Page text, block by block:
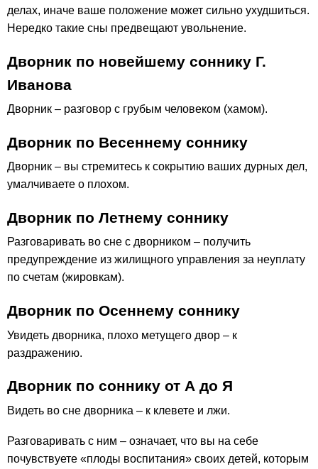
делах, иначе ваше положение может сильно ухудшиться.
Нередко такие сны предвещают увольнение.
Дворник по новейшему соннику Г.
Иванова
Дворник – разговор с грубым человеком (хамом).
Дворник по Весеннему соннику
Дворник – вы стремитесь к сокрытию ваших дурных дел,
умалчиваете о плохом.
Дворник по Летнему соннику
Разговаривать во сне с дворником – получить
предупреждение из жилищного управления за неуплату
по счетам (жировкам).
Дворник по Осеннему соннику
Увидеть дворника, плохо метущего двор – к
раздражению.
Дворник по соннику от А до Я
Видеть во сне дворника – к клевете и лжи.
Разговаривать с ним – означает, что вы на себе
почувствуете «плоды воспитания» своих детей, которым